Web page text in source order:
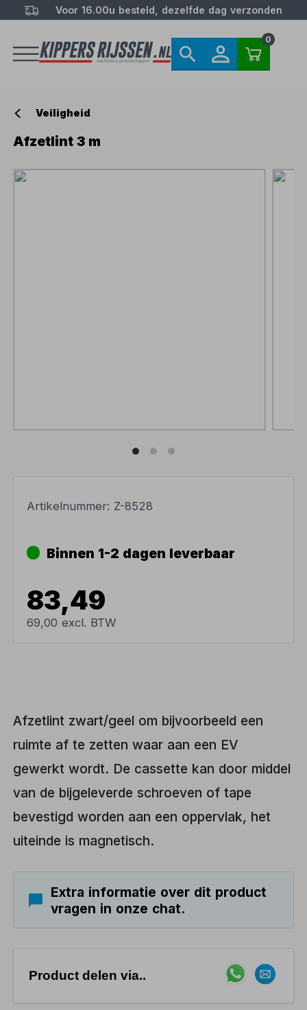
Voor 16.00u besteld, dezelfde dag verzonden
0
Veiligheid
Afzetlint 3 m
Artikelnummer: Z-8528
Binnen 1-2 dagen leverbaar
83,49
69,00 excl. BTW
Afzetlint zwart/geel om bijvoorbeeld een
ruimte af te zetten waar aan een EV
gewerkt wordt. De cassette kan door middel
van de bijgeleverde schroeven of tape
bevestigd worden aan een oppervlak, het
uiteinde is magnetisch.
Extra informatie over dit product
vragen in onze chat.
Product delen via..